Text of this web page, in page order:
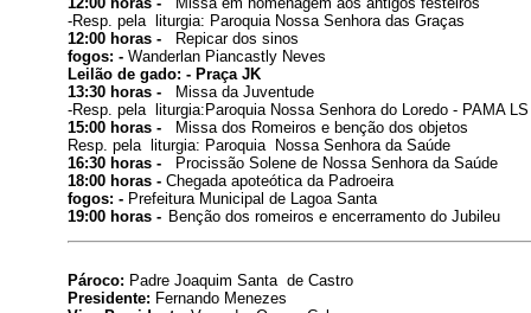
-Resp. pela  liturgia
12:00 horas -
Repicar dos sinos
fogos: -
Leilão de gado: - Praça JK
13:30 horas -
Missa da Juventude
-Resp. pela  liturgia:Paroquia Nossa Senhora do Loredo - PAMA LS
15:00 horas -
Resp. pela  liturgia: Paroquia Nossa Senhora da Saúde
16:30 horas -
Procissão Solene de Nossa Senhora da Saúde
18:00 horas - Chegada apoteótica da Padroeira
fogos: -
Prefeitura Municipal de Lagoa Santa
19:00 horas - Benção dos romeiros e encerramento do Jubileu
Pároco: Padre Joaquim Santa  de Castro
Presidente: